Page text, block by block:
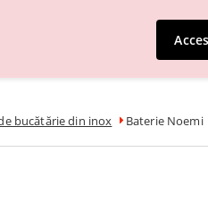
bucătărie din inox Baterie Noemi